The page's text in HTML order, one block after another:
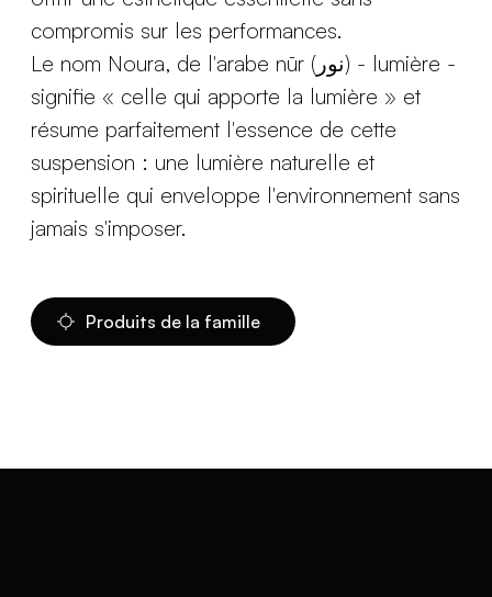
compromis sur les performances.
Le nom Noura, de l'arabe nūr (نور) - lumière -
signifie « celle qui apporte la lumière » et
résume parfaitement l'essence de cette
suspension : une lumière naturelle et
spirituelle qui enveloppe l'environnement sans
jamais s'imposer.
Produits de la famille